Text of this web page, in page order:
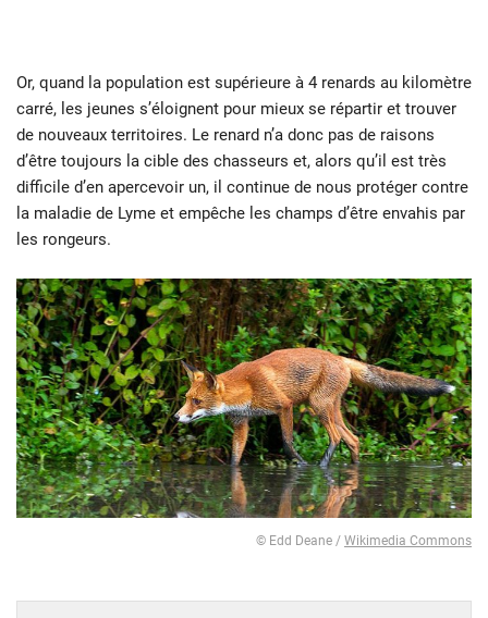
Or, quand la population est supérieure à 4 renards au kilomètre
carré, les jeunes s’éloignent pour mieux se répartir et trouver
de nouveaux territoires. Le renard n’a donc pas de raisons
d’être toujours la cible des chasseurs et, alors qu’il est très
difficile d’en apercevoir un, il continue de nous protéger contre
la maladie de Lyme et empêche les champs d’être envahis par
les rongeurs.
© Edd Deane / Wikimedia Commons